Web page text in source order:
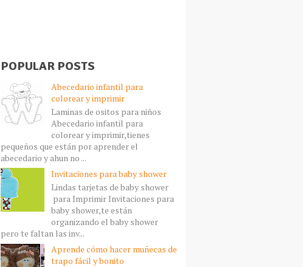
POPULAR POSTS
Abecedario infantil para
colorear y imprimir
Laminas de ositos para niños
Abecedario infantil para
colorear y imprimir,tienes
pequeños que están por aprender el
abecedario y ahun no ...
Invitaciones para baby shower
Lindas tarjetas de baby shower
para Imprimir Invitaciones para
baby shower,te están
organizando el baby shower
pero te faltan las inv...
Aprende cómo hacer muñecas de
trapo fácil y bonito